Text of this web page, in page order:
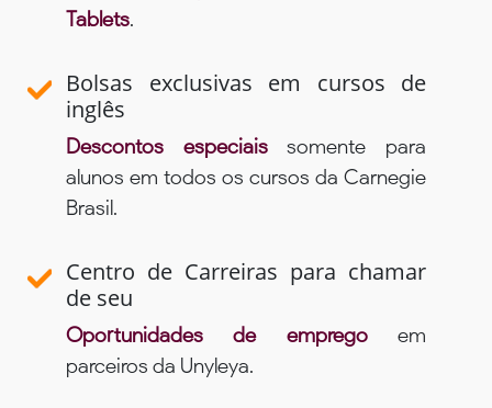
Tablets.
Bolsas exclusivas em cursos de
inglês
Descontos especiaissomente para
alunos em todos os cursos da Carnegie
Brasil.
Centro de Carreiras para chamar
de seu
Oportunidades de empregoem
parceiros da Unyleya.